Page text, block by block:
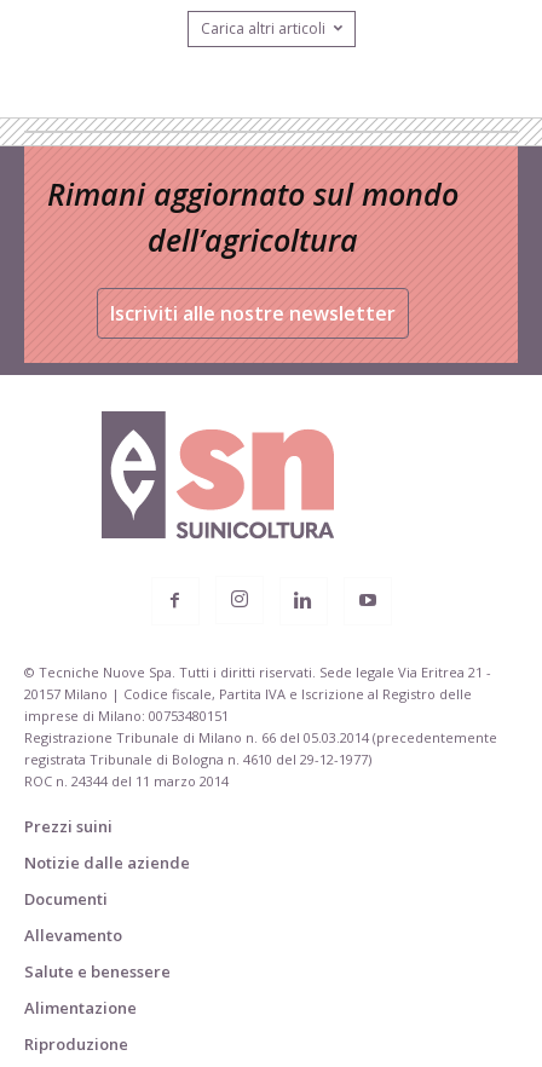
Carica altri articoli
Rimani aggiornato sul mondo
dell’agricoltura
Iscriviti alle nostre newsletter
© Tecniche Nuove Spa. Tutti i diritti riservati. Sede legale Via Eritrea 21 -
20157 Milano | Codice fiscale, Partita IVA e Iscrizione al Registro delle
imprese di Milano: 00753480151
Registrazione Tribunale di Milano n. 66 del 05.03.2014 (precedentemente
registrata Tribunale di Bologna n. 4610 del 29-12-1977)
ROC n. 24344 del 11 marzo 2014
Prezzi suini
Notizie dalle aziende
Documenti
Allevamento
Salute e benessere
Alimentazione
Riproduzione